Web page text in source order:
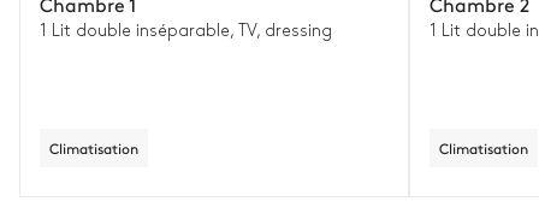
1 Lit double inséparable, TV, dressing
Climatisation
1 Lit double
Climatisation